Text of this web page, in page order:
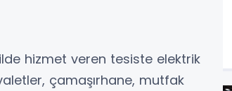
hizmet veren tesiste elektrik
çamaşırhane, mutfak